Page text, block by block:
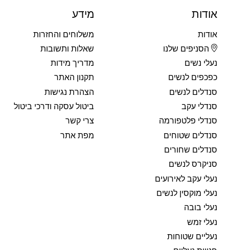
אודות
אודות
הסניפים שלנו
נעלי נשים
כפכפים לנשים
סנדלים לנשים
סנדלי עקב
סנדלי פלטפורמה
סנדלים שטוחים
סנדלים שחורים
סניקרס לנשים
נעלי עקב לאירועים
נעלי מוקסין לנשים
נעלי בובה
נעלי זמש
נעליים שטוחות
מידע
משלוחים והחזרות
שאלות ותשובות
מדריך מידות
תקנון האתר
הצהרת נגישות
ביטול עסקה ודרכי ביטול
צרי קשר
מפת אתר